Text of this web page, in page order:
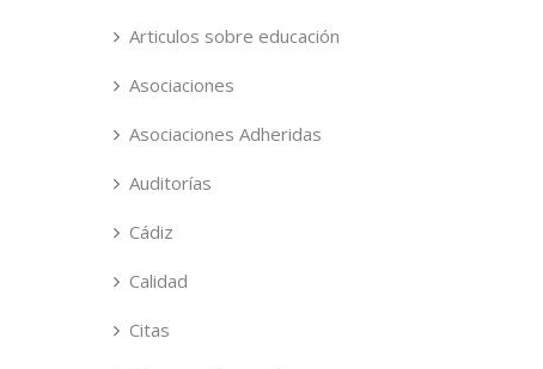
Articulos sobre educación
Asociaciones
Asociaciones Adheridas
Auditorías
Cádiz
Calidad
Citas